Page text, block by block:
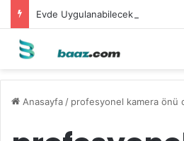
Evde Uygulanabilecek Leke
Anasayfa / profesyonel kamera önü